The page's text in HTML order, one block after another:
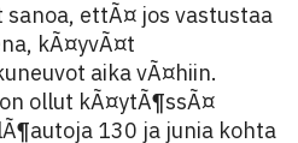
sanoa, ettÃ¤ jos vastustaa
kÃ¤yvÃ¤t
aika vÃ¤hiin.
ollut kÃ¤ytÃ¶ssÃ¤
130 ja junia kohta